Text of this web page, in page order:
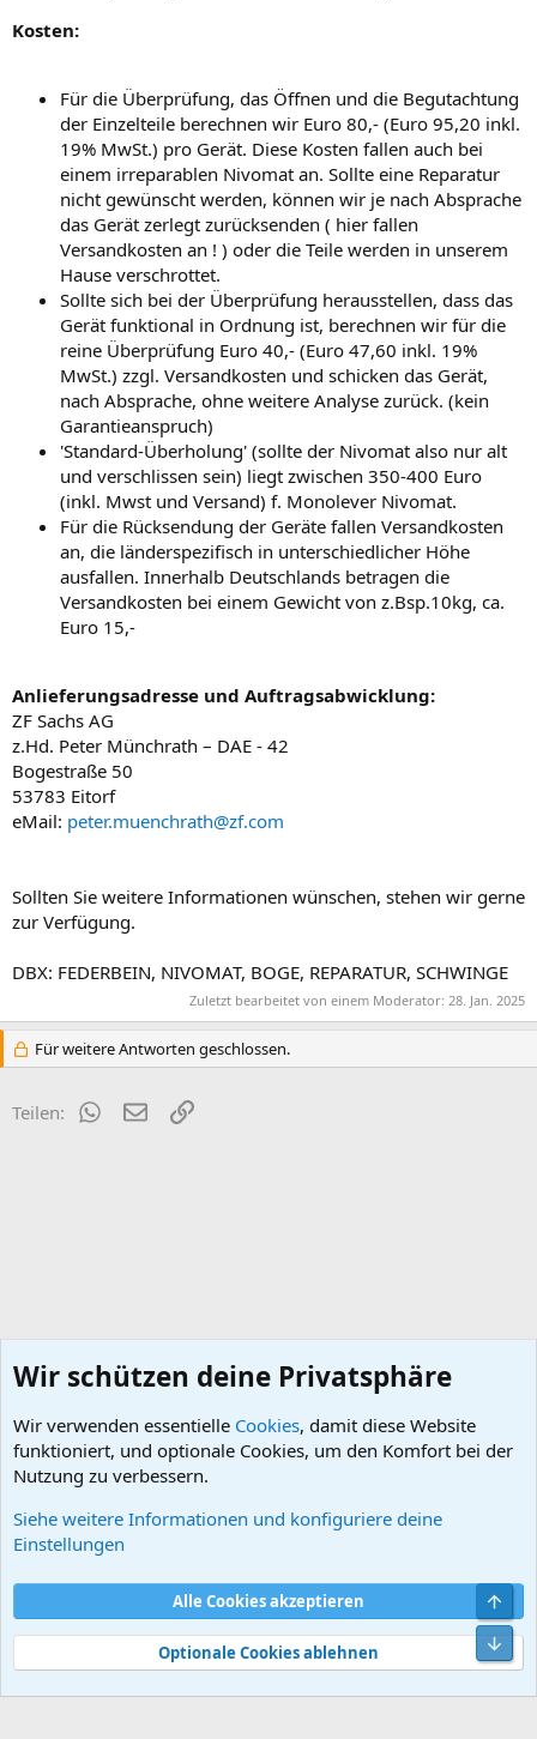
Kosten:
Für die Überprüfung, das Öffnen und die Begutachtung
der Einzelteile berechnen wir Euro 80,- (Euro 95,20 inkl.
19% MwSt.) pro Gerät. Diese Kosten fallen auch bei
einem irreparablen Nivomat an. Sollte eine Reparatur
nicht gewünscht werden, können wir je nach Absprache
das Gerät zerlegt zurücksenden ( hier fallen
Versandkosten an ! ) oder die Teile werden in unserem
Hause verschrottet.
Sollte sich bei der Überprüfung herausstellen, dass das
Gerät funktional in Ordnung ist, berechnen wir für die
reine Überprüfung Euro 40,- (Euro 47,60 inkl. 19%
MwSt.) zzgl. Versandkosten und schicken das Gerät,
nach Absprache, ohne weitere Analyse zurück. (kein
Garantieanspruch)
'Standard-Überholung' (sollte der Nivomat also nur alt
und verschlissen sein) liegt zwischen 350-400 Euro
(inkl. Mwst und Versand) f. Monolever Nivomat.
Für die Rücksendung der Geräte fallen Versandkosten
an, die länderspezifisch in unterschiedlicher Höhe
ausfallen. Innerhalb Deutschlands betragen die
Versandkosten bei einem Gewicht von z.Bsp.10kg, ca.
Euro 15,-
Anlieferungsadresse und Auftragsabwicklung:
ZF Sachs AG
z.Hd. Peter Münchrath – DAE - 42
Bogestraße 50
53783 Eitorf
eMail: peter.muenchrath@zf.com
Sollten Sie weitere Informationen wünschen, stehen wir gerne
zur Verfügung.
DBX: FEDERBEIN, NIVOMAT, BOGE, REPARATUR, SCHWINGE
Zuletzt bearbeitet von einem Moderator: 28. Jan. 2025
Für weitere Antworten geschlossen.
Teilen: WhatsApp
E-MailLink
DB-Hinterachse (33)
Nutzungsbedingungen
Datenschutz
Hilfe und Impressum
Start
R
S
Community platform by XenForo® © 2010-2026 XenForo Ltd.
Wir schützen deine Privatsphäre
Wir verwenden essentielle Cookies, damit diese Website
funktioniert, und optionale Cookies, um den Komfort bei der
Nutzung zu verbessern.
Siehe weitere Informationen und konfiguriere deine
Einstellungen
Alle Cookies akzeptieren
Optionale Cookies ablehnen